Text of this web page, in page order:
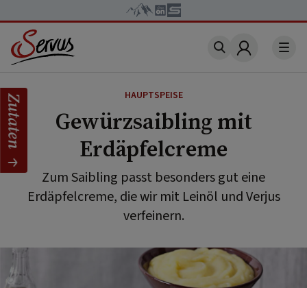
Account
HAUPTSPEISE
Gewürzsaibling mit
Erdäpfelcreme
Zum Saibling passt besonders gut eine
Erdäpfelcreme, die wir mit Leinöl und Verjus
verfeinern.
Zutaten